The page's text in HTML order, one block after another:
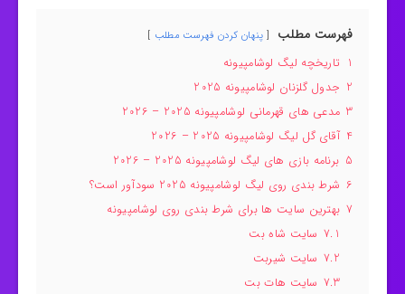
فهرست مطلب پنهان کردن فهرست مطلب
1 تاریخچه لیگ لوشامپیونه
2 جدول گلزنان لوشامپیونه 2025
3 مدعی‌ های قهرمانی لوشامپیونه 2025 – 2026
4 آقای گل لیگ لوشامپیونه 2025 – 2026
5 برنامه بازی‌ های لیگ لوشامپیونه 2025 – 2026
6 شرط بندی روی لیگ لوشامپیونه 2025 سودآور است؟
7 بهترین سایت‌ ها برای شرط بندی روی لوشامپیونه
7.1 سایت شاه بت
7.2 سایت شیربت
7.3 سایت هات بت